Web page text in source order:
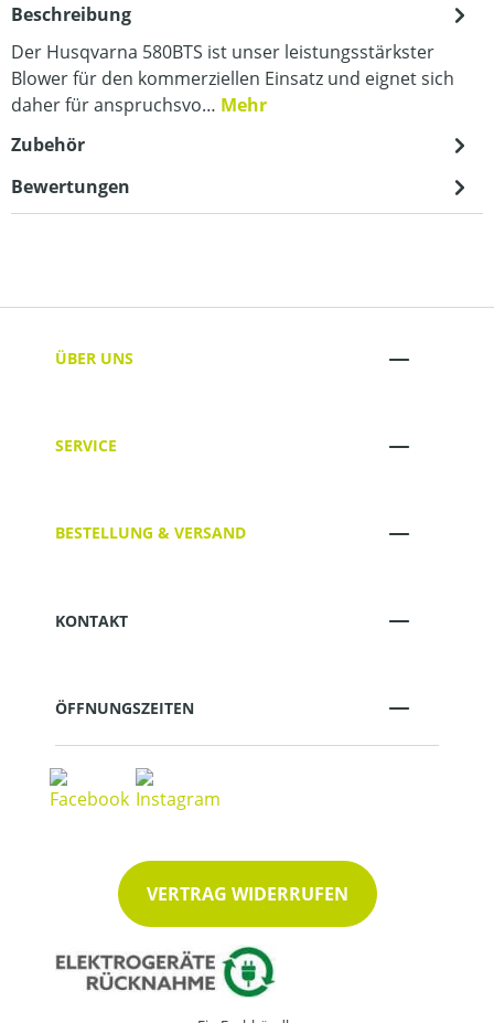
Beschreibung
Der Husqvarna 580BTS ist unser leistungsstärkster
Blower für den kommerziellen Einsatz und eignet sich
daher für anspruchsvo… Mehr
Zubehör
Bewertungen
ÜBER UNS
SERVICE
BESTELLUNG & VERSAND
KONTAKT
ÖFFNUNGSZEITEN
VERTRAG WIDERRUFEN